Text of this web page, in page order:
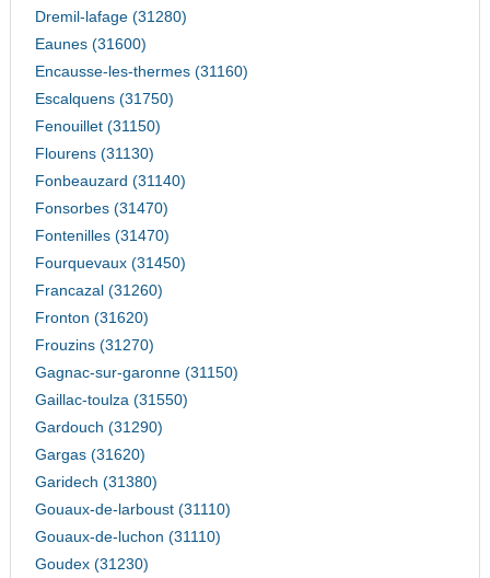
Dremil-lafage (31280)
Eaunes (31600)
Encausse-les-thermes (31160)
Escalquens (31750)
Fenouillet (31150)
Flourens (31130)
Fonbeauzard (31140)
Fonsorbes (31470)
Fontenilles (31470)
Fourquevaux (31450)
Francazal (31260)
Fronton (31620)
Frouzins (31270)
Gagnac-sur-garonne (31150)
Gaillac-toulza (31550)
Gardouch (31290)
Gargas (31620)
Garidech (31380)
Gouaux-de-larboust (31110)
Gouaux-de-luchon (31110)
Goudex (31230)